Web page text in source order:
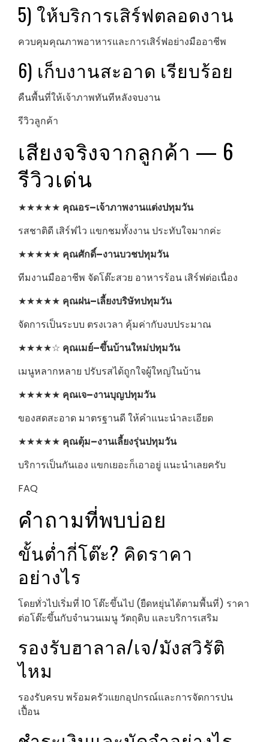
5) ให้บริการเสิร์ฟตลอดงาน
ควบคุมคุณภาพอาหารและการเสิร์ฟอย่างมืออาชีพ
6) เก็บงานสะอาด เรียบร้อย
คืนพื้นที่ให้เจ้าภาพทันทีหลังจบงาน
รีวิวลูกค้า
เสียงจริงจากลูกค้า — 6
รีวิวเด่น
★★★★★ คุณอร–เจ้าภาพงานแต่งปทุมวัน
รสชาติดี เสิร์ฟไว แขกชมทั้งงาน ประทับใจมากค่ะ
★★★★★ คุณศักดิ์–งานบวชปทุมวัน
ทีมงานมืออาชีพ จัดโต๊ะสวย อาหารร้อน เสิร์ฟต่อเนื่อง
★★★★★ คุณฝน–เลี้ยงบริษัทปทุมวัน
จัดการเป็นระบบ ตรงเวลา คุ้มค่ากับงบประมาณ
★★★★☆ คุณเมย์–ขึ้นบ้านใหม่ปทุมวัน
เมนูหลากหลาย ปรับรสได้ถูกใจผู้ใหญ่ในบ้าน
★★★★★ คุณเจ–งานบุญปทุมวัน
ของสดสะอาด มาตรฐานดี ให้คำแนะนำละเอียด
★★★★★ คุณตุ้ม–งานเลี้ยงรุ่นปทุมวัน
บริการเป็นกันเอง แขกเยอะก็เอาอยู่ แนะนำเลยครับ
FAQ
คำถามที่พบบ่อย
ขั้นต่ำกี่โต๊ะ? คิดราคา
อย่างไร
โดยทั่วไปเริ่มที่ 10 โต๊ะขึ้นไป (ยืดหยุ่นได้ตามพื้นที่) ราคา
ต่อโต๊ะขึ้นกับจำนวนเมนู วัตถุดิบ และบริการเสริม
รองรับฮาลาล/เจ/มังสวิรัติ
ไหม
รองรับครบ พร้อมครัวแยกอุปกรณ์และการจัดการปน
เปื้อน